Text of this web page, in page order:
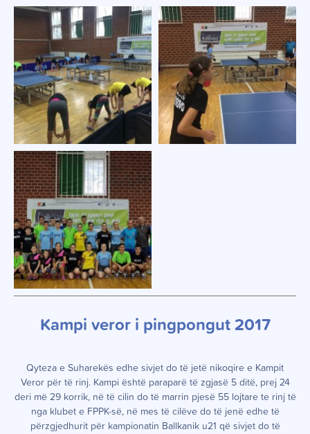
Kampi veror i pingpongut 2017
Qyteza e Suharekës edhe sivjet do të jetë nikoqire e Kampit
Veror për të rinj. Kampi është paraparë të zgjasë 5 ditë, prej 24
deri më 29 korrik, në të cilin do të marrin pjesë 55 lojtare te rinj të
nga klubet e FPPK-së, në mes të cilëve do të jenë edhe të
përzgjedhurit për kampionatin Ballkanik u21 që sivjet do të